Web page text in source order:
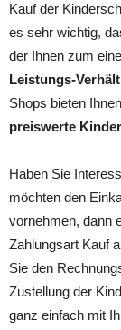
Kauf der
es sehr wichtig,
der Ihnen zum
Leistungs-
Shops bieten
preiswerte
Haben Sie
möchten den
vornehmen, dann
Zahlungsart Kauf
Sie den
Zustellung der
ganz einfach mit